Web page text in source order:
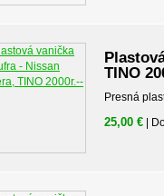
TINO
Presná
25,00 € |